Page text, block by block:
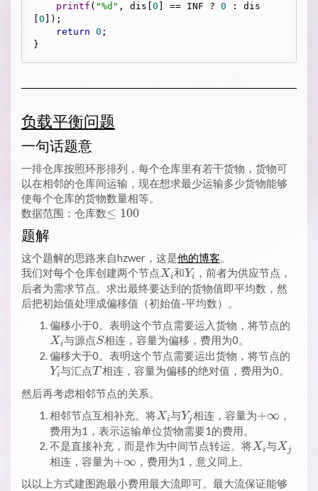
printf ( "%d" , dis[ 0 ] == INF ? 0 : dis
0 ]);
return 0 ;
负载平衡问题
一句话题意
一排仓库按照环形排列，每个仓库里有若干货物，货物可
以在相邻的仓库间运输，现在想求最少运输多少货物能够
使每个仓库的货物数量相等。
数据范围：仓库数\leq
≤ 100
题解
这个题解的思路来自hzwer，这是他的博客。
我们对每个仓库创建两个节点X_i
Xi和Y_i
Yi ，前者为供应节点，
后者为需求节点。求出最终要达到的货物值即平均数，然
后把初始值处理成偏移值（初始值-平均数）。
偏移小于0。表明这个节点需要运入货物，将节点的
Xi与源点S
S相连，容量为偏移，费用为0。
偏移大于0。表明这个节点需要运出货物，将节点的
Yi与汇点T
T相连，容量为偏移的绝对值，费用为0。
然后再考虑相邻节点的关系。
相邻节点互相补充。将X_i
Xi与Y_j
Yj 相连，容量为+
+∞ ，
费用为1，表示运输单位货物需要1的费用。
不是直接补充，而是作为中间节点转运。将X_i
Xi与X_j
X j
相连，容量为+
\infty
+∞ ，费用为1，意义同上。
以以上方式建图跑最小费用最大流即可。最大流保证能够